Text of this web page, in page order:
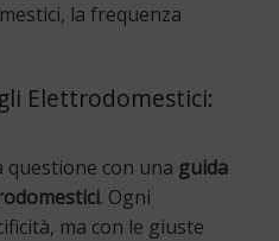
la frequenza
Elettrodomestici:
questione con una guida
. Ogni
ma con le giuste